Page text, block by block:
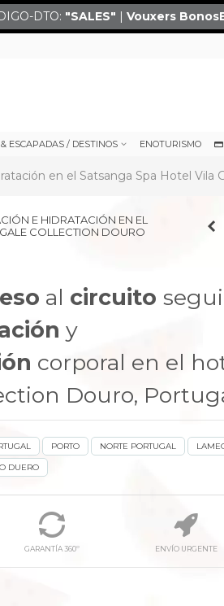
DTO: "SALES" | Vouxers
ESCAPADAS / DESTINOS ENOTURISMO
en el Satsanga Spa Hotel Vila
E HIDRATACIÓN EN EL
COLLECTION DOURO
al circuito
y
corporal en el
Douro,
PORTO NORTE PORTUGAL
DUERO
GARANTÍA 360º ENVÍO URGENTE